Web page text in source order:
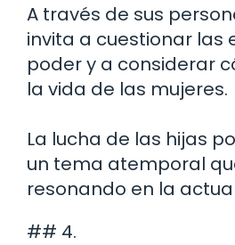
A través de sus
invita a cuestionar las
poder y a considerar
la vida de las mujeres.
La lucha de las hijas
un tema atemporal
resonando en la
## 4.